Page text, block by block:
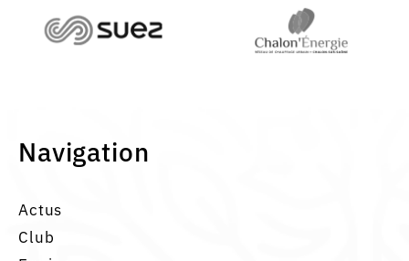
Navigation
Actus
Club